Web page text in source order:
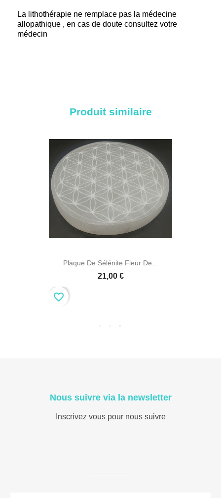
La lithothérapie ne remplace pas la médecine
allopathique , en cas de doute consultez votre
médecin
Produit similaire
Plaque De Sélénite Fleur De...
21,00 €
favorite_border
Nous suivre via la newsletter
Inscrivez vous pour nous suivre